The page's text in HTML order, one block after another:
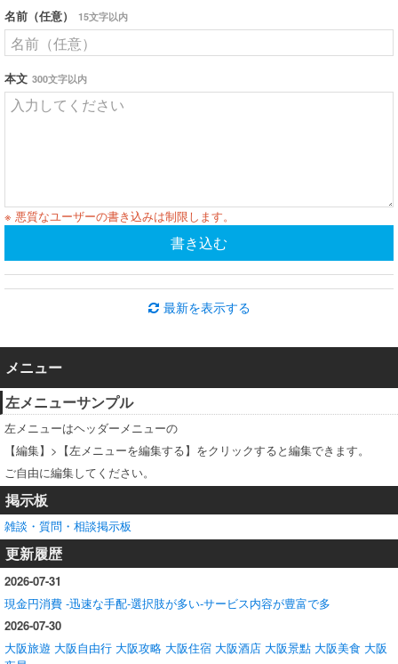
名前（任意） 15文字以内
本文 300文字以内
※ 悪質なユーザーの書き込みは制限します。
書き込む
最新を表示する
メニュー
左メニューサンプル
左メニューはヘッダーメニューの
【編集】>【左メニューを編集する】をクリックすると編集できます。
ご自由に編集してください。
掲示板
雑談・質問・相談掲示板
更新履歴
2026-07-31
現金円消費 -迅速な手配-選択肢が多い-サービス内容が豊富で多
2026-07-30
大阪旅遊 大阪自由行 大阪攻略 大阪住宿 大阪酒店 大阪景點 大阪美食 大阪